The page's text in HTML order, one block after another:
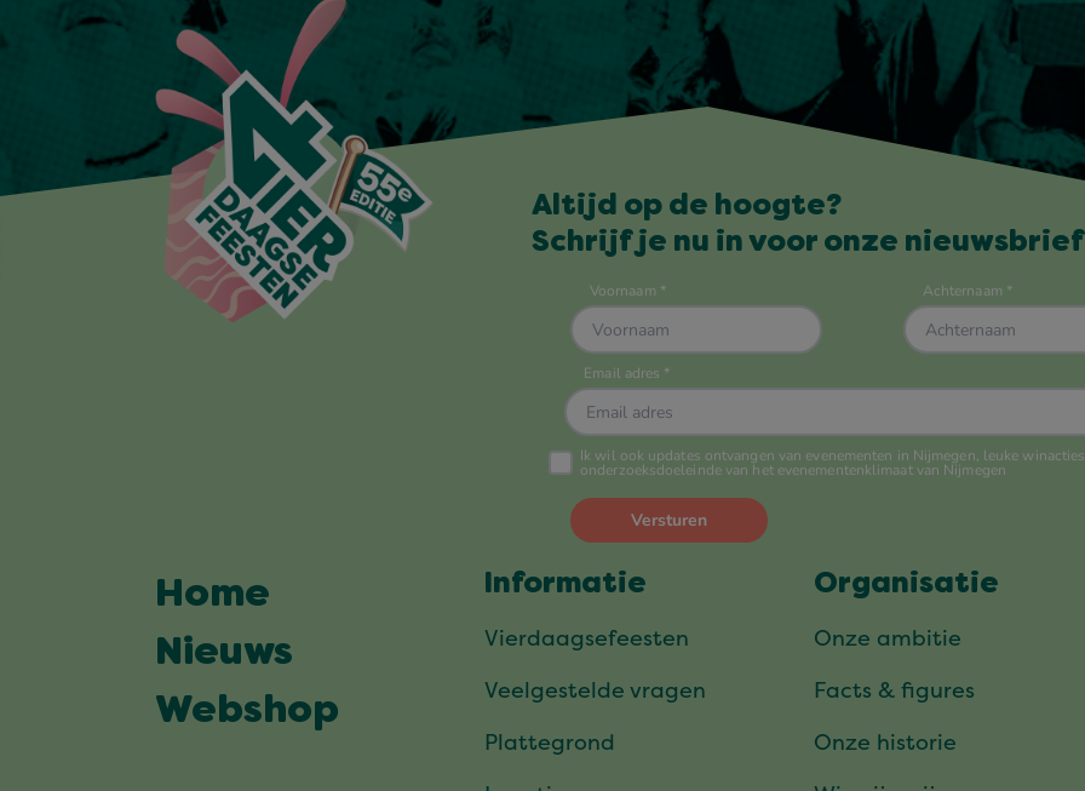
Altijd op de hoogte?
Schrijf je nu in voor onze
Home
Nieuws
Webshop
Informatie
Vierdaagsefeesten
Veelgestelde vragen
Plattegrond
Organisatie
Onze ambitie
Facts & figures
Onze historie